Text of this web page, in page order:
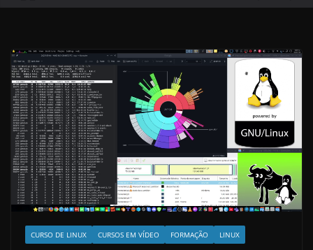
CURSO DE LINUX CURSOS EM VÍDEO FORMAÇÃO LINUX